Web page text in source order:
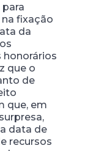
fixação
da
honorários
que o
de
que, em
data de
recursos